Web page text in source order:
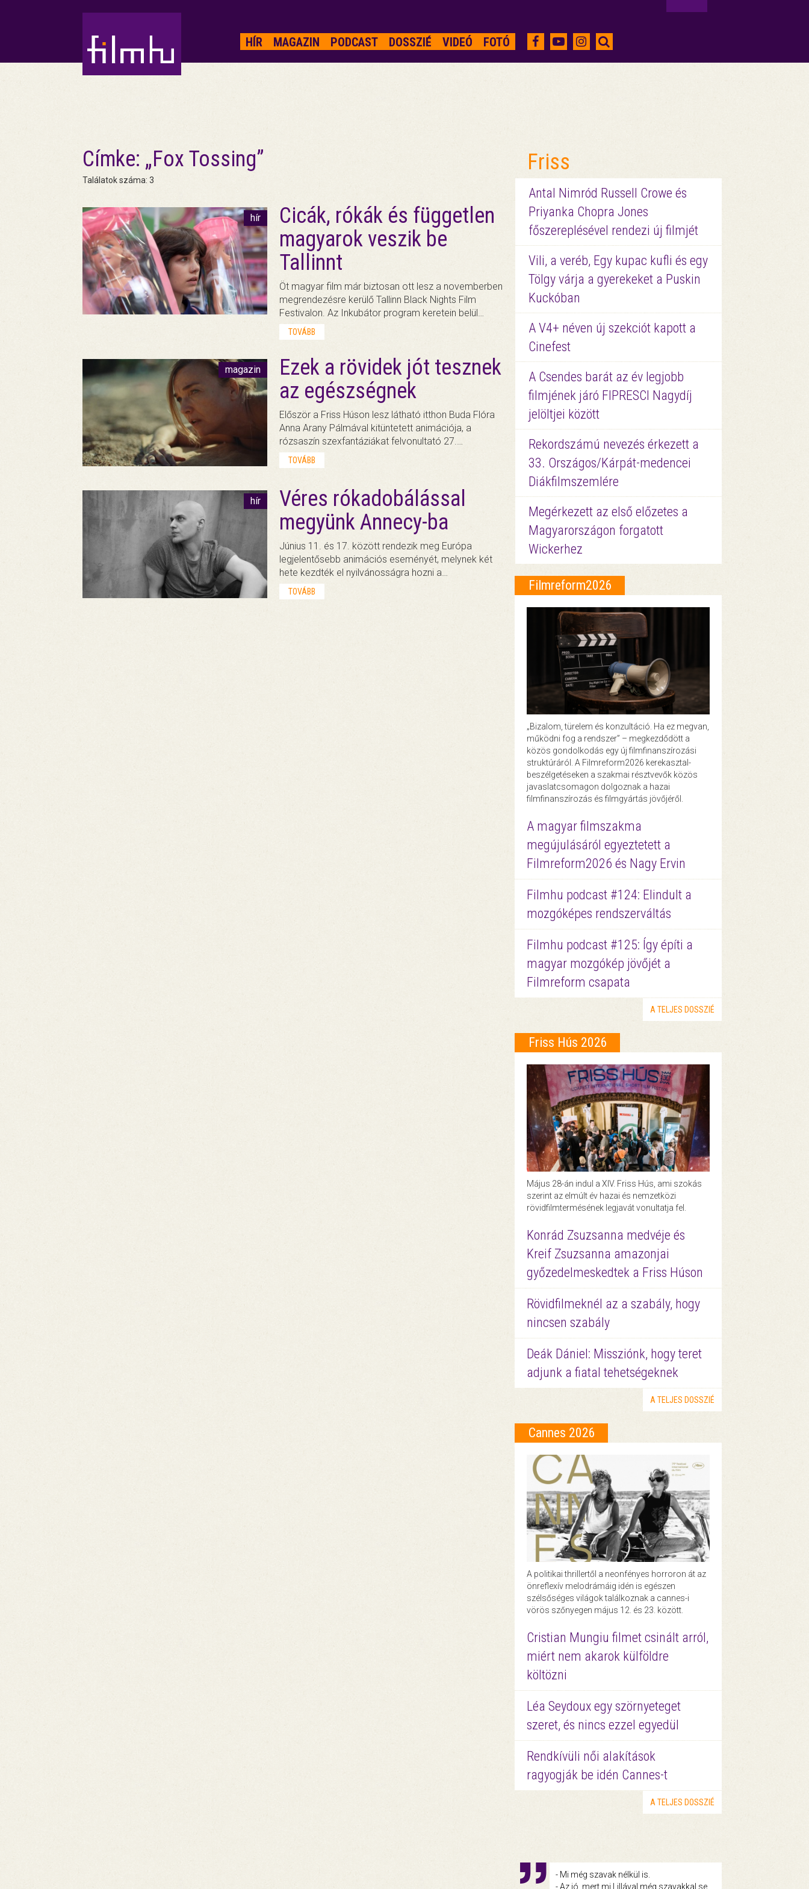
HÍR MAGAZIN PODCAST DOSSZIÉ VIDEÓ FOTÓ
Címke: „Fox Tossing”
Találatok száma: 3
hír
Cicák, rókák és független
magyarok veszik be
Tallinnt
Öt magyar film már biztosan ott lesz a novemberben
megrendezésre kerülő Tallinn Black Nights Film
Festivalon. Az Inkubátor program keretein belül…
TOVÁBB
magazin
Ezek a rövidek jót tesznek
az egészségnek
Először a Friss Húson lesz látható itthon Buda Flóra
Anna Arany Pálmával kitüntetett animációja, a
rózsaszín szexfantáziákat felvonultató 27.…
TOVÁBB
hír
Véres rókadobálással
megyünk Annecy-ba
Június 11. és 17. között rendezik meg Európa
legjelentősebb animációs eseményét, melynek két
hete kezdték el nyilvánosságra hozni a…
TOVÁBB
Friss
Antal Nimród Russell Crowe és
Priyanka Chopra Jones
főszereplésével rendezi új filmjét
Vili, a veréb, Egy kupac kufli és egy
Tölgy várja a gyerekeket a Puskin
Kuckóban
A V4+ néven új szekciót kapott a
Cinefest
A Csendes barát az év legjobb
filmjének járó FIPRESCI Nagydíj
jelöltjei között
Rekordszámú nevezés érkezett a
33. Országos/Kárpát-medencei
Diákfilmszemlére
Megérkezett az első előzetes a
Magyarországon forgatott
Wickerhez
Filmreform2026
„Bizalom, türelem és konzultáció. Ha ez megvan,
működni fog a rendszer” – megkezdődött a
közös gondolkodás egy új filmfinanszírozási
struktúráról. A Filmreform2026 kerekasztal-
beszélgetéseken a szakmai résztvevők közös
javaslatcsomagon dolgoznak a hazai
filmfinanszírozás és filmgyártás jövőjéről.
A magyar filmszakma
megújulásáról egyeztetett a
Filmreform2026 és Nagy Ervin
Filmhu podcast #124: Elindult a
mozgóképes rendszerváltás
Filmhu podcast #125: Így építi a
magyar mozgókép jövőjét a
Filmreform csapata
A TELJES DOSSZIÉ
Friss Hús 2026
Május 28-án indul a XIV. Friss Hús, ami szokás
szerint az elmúlt év hazai és nemzetközi
rövidfilmtermésének legjavát vonultatja fel.
Konrád Zsuzsanna medvéje és
Kreif Zsuzsanna amazonjai
győzedelmeskedtek a Friss Húson
Rövidfilmeknél az a szabály, hogy
nincsen szabály
Deák Dániel: Missziónk, hogy teret
adjunk a fiatal tehetségeknek
A TELJES DOSSZIÉ
Cannes 2026
A politikai thrillertől a neonfényes horroron át az
önreflexív melodrámáig idén is egészen
szélsőséges világok találkoznak a cannes-i
vörös szőnyegen május 12. és 23. között.
Cristian Mungiu filmet csinált arról,
miért nem akarok külföldre
költözni
Léa Seydoux egy szörnyeteget
szeret, és nincs ezzel egyedül
Rendkívüli női alakítások
ragyogják be idén Cannes-t
A TELJES DOSSZIÉ
- Mi még szavak nélkül is.
- Az jó, mert mi Lillával még szavakkal se.